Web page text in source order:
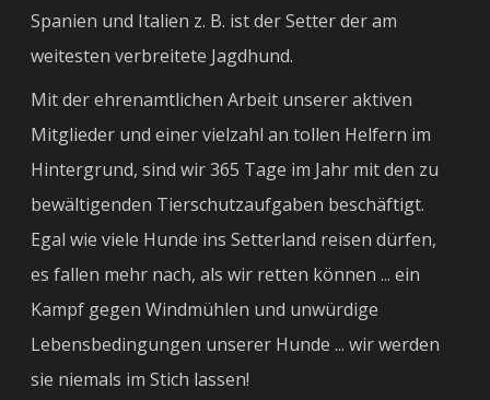
Spanien und Italien z. B. ist der Setter der am
weitesten verbreitete Jagdhund.
Mit der ehrenamtlichen Arbeit unserer aktiven
Mitglieder und einer vielzahl an tollen Helfern im
Hintergrund, sind wir 365 Tage im Jahr mit den zu
bewältigenden Tierschutzaufgaben beschäftigt.
Egal wie viele Hunde ins Setterland reisen dürfen,
es fallen mehr nach, als wir retten können ... ein
Kampf gegen Windmühlen und unwürdige
Lebensbedingungen unserer Hunde ... wir werden
sie niemals im Stich lassen!